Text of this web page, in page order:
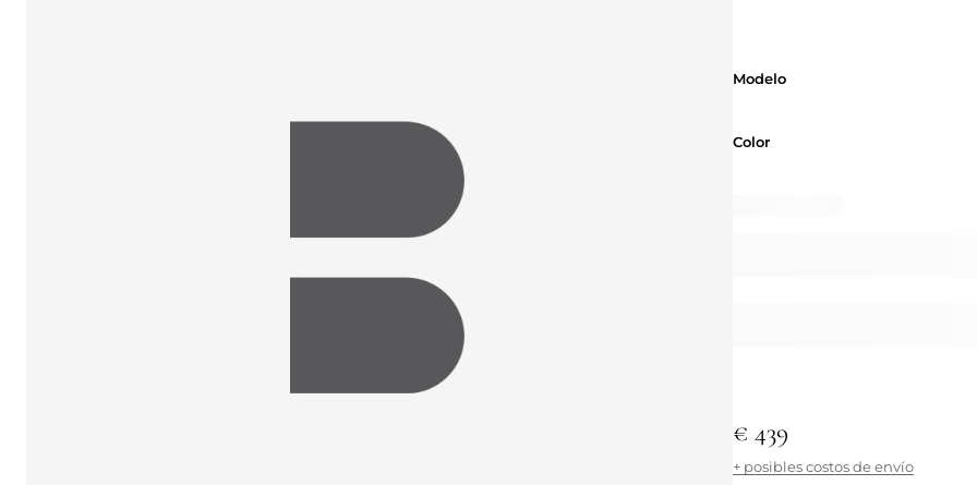
Modelo
Color
€ 439
+ posibles costos de envío